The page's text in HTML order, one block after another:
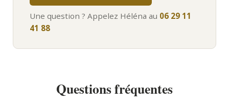
Une question ? Appelez Héléna au 06 29 11
41 88
Questions fréquentes